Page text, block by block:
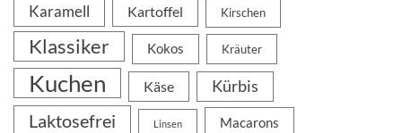
Karamell Kartoffel Kirschen
Klassiker Kokos Kräuter
Kuchen Käse Kürbis
Laktosefrei Linsen Macarons